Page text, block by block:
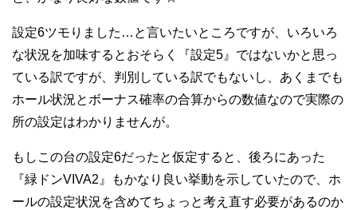
設定6ツモりました…と言いたいところですが、いろいろ
な状況を加味するとおそらく『設定5』ではないかと思っ
ている訳ですが、判別している訳でもないし、あくまでも
ホール状況とボーナス確率の合算からの数値なので実際の
所の設定はわかりませんが。
もしこの台の設定6だったと仮定すると、後ろにあった
『緑ドンVIVA2』もかなり良い挙動を示していたので、ホ
ールの設定状況を含めてちょっと考え直す必要があるのか